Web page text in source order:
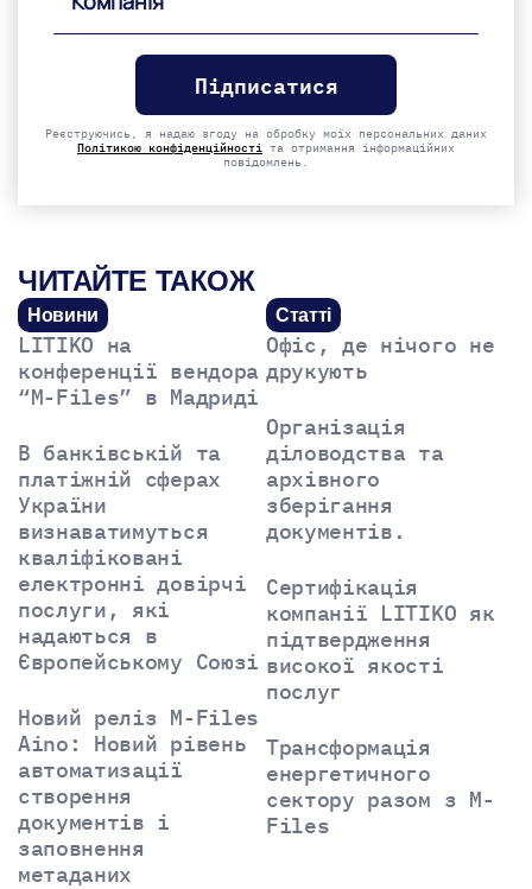
empty.
Реєструючись, я надаю згоду на обробку моїх персональних даних
Політикою конфіденційності та отримання інформаційних
повідомлень.
ЧИТАЙТЕ ТАКОЖ
Новини
LITIKO на
конференції вендора
“M-Files” в Мадриді
В банківській та
платіжній сферах
України
визнаватимуться
кваліфіковані
електронні довірчі
послуги, які
надаються в
Європейському Союзі
Новий реліз M-Files
Aino: Новий рівень
автоматизації
створення
документів і
заповнення
метаданих
Статті
Офіс, де нічого не
друкують
Організація
діловодства та
архівного
зберігання
документів.
Сертифікація
компанії LITIKO як
підтвердження
високої якості
послуг
Трансформація
енергетичного
сектору разом з M-
Files